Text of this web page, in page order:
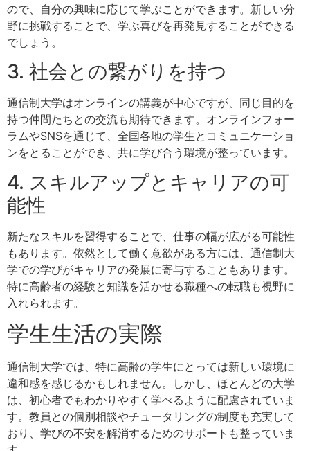
ので、自分の興味に応じて学ぶことができます。新しい分
野に挑戦することで、学ぶ喜びを再発見することができる
でしょう。
3. 社会との繋がりを持つ
通信制大学はオンラインの講義が中心ですが、同じ目的を
持つ仲間たちとの交流も期待できます。オンラインフォー
ラムやSNSを通じて、全国各地の学生とコミュニケーショ
ンをとることができ、共に学び合う環境が整っています。
4. スキルアップとキャリアの可
能性
新たなスキルを習得することで、仕事の幅が広がる可能性
もあります。依然として働く意欲がある方には、通信制大
学での学びがキャリアの発展に寄与することもあります。
特に高齢者の経験と知識を活かせる職種への転職も視野に
入れられます。
学生生活の実際
通信制大学では、特に高齢の学生にとっては新しい環境に
違和感を感じるかもしれません。しかし、ほとんどの大学
は、初心者でもわかりやすく学べるように配慮されていま
す。教員との個別相談やチュータリングの制度も充実して
おり、学びの不安を解消するためのサポートも整っていま